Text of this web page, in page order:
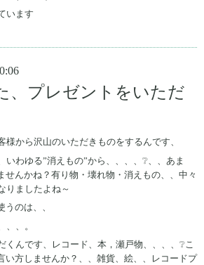
います
、プレゼントをいただ
様から沢山のいただきものをするんです、
わゆる”消えもの”から、、、、❔、、あま
せんかね？有り物・壊れ物・消えもの、、中々
りましたよね～
のは、、
、、。
くんです、レコード、本，瀬戸物、、、、❔こ
い方しませんか？、、雑貨、絵、、レコードプ